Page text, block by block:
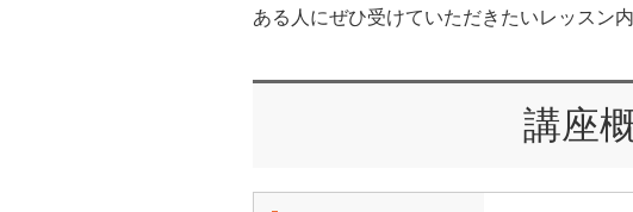
ある人にぜひ受けていただきたいレッスン内
講座